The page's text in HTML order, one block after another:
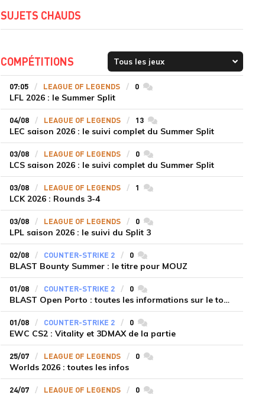
SUJETS CHAUDS
COMPÉTITIONS
07:05 LEAGUE OF LEGENDS 0commentaires
LFL 2026 : le Summer Split
04/08 LEAGUE OF LEGENDS 13commentaires
LEC saison 2026 : le suivi complet du Summer Split
03/08 LEAGUE OF LEGENDS 0commentaires
LCS saison 2026 : le suivi complet du Summer Split
03/08 LEAGUE OF LEGENDS 1 commentaires
LCK 2026 : Rounds 3-4
03/08 LEAGUE OF LEGENDS 0commentaires
LPL saison 2026 : le suivi du Split 3
02/08 COUNTER-STRIKE 2 0commentaires
BLAST Bounty Summer : le titre pour MOUZ
01/08 COUNTER-STRIKE 2 0commentaires
BLAST Open Porto : toutes les informations sur le tournoi
01/08 COUNTER-STRIKE 2 0commentaires
EWC CS2 : Vitality et 3DMAX de la partie
25/07 LEAGUE OF LEGENDS 0commentaires
Worlds 2026 : toutes les infos
24/07 LEAGUE OF LEGENDS 0commentaires